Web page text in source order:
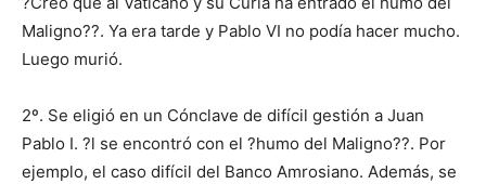
Maligno??. Ya era tarde y Pablo VI no podía hacer mucho.
Luego murió.
2º. Se eligió en un Cónclave de difícil gestión a Juan
Pablo I. ?l se encontró con el ?humo del Maligno??. Por
ejemplo, el caso difícil del Banco Amrosiano. Además, se